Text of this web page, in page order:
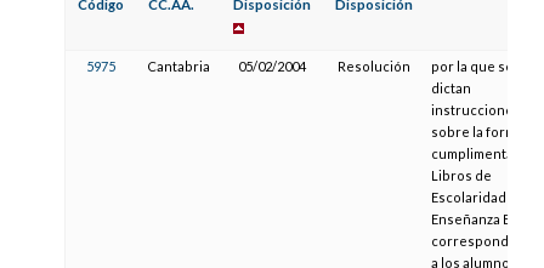
Código CC.AA.
Disposición
Disposición
5975 Cantabria 05/02/2004 Resolución
por la que se
dictan
instrucciones
sobre la forma de
cumplimentar los
Libros de
Escolaridad de la
Enseñanza Básica
a los alumnos que